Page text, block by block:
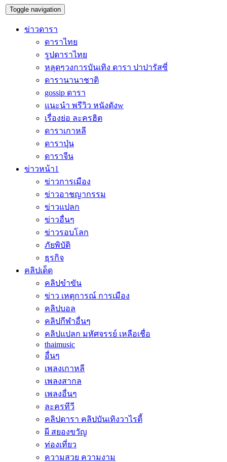
Toggle navigation
ข่าวดารา
ดาราไทย
รูปดาราไทย
หลุดๆวงการบันเทิง ดารา ปาปารัสซี่
ดารานานาชาติ
gossip ดารา
แนะนำ พรีวิว หนังดังw
เรื่องย่อ ละครฮิต
ดาราเกาหลี
ดาราปุ่น
ดาราจีน
ข่าวหน้า1
ข่าวการเมือง
ข่าวอาชญากรรม
ข่าวแปลก
ข่าวอื่นๆ
ข่าวรอบโลก
ภัยพิบัติ
ธุรกิจ
คลิปเด็ด
คลิปขำขัน
ข่าว เหตุการณ์ การเมือง
คลิปบอล
คลิปกีฬาอื่นๆ
คลิปแปลก มหัศจรรย์ เหลือเชื่อ
thaimusic
อื่นๆ
เพลงเกาหลี
เพลงสากล
เพลงอื่นๆ
ละครทีวี
คลิปดารา คลิปบันเทิงวาไรตี้
ผี สยองขวัญ
ท่องเที่ยว
ความสวย ความงาม